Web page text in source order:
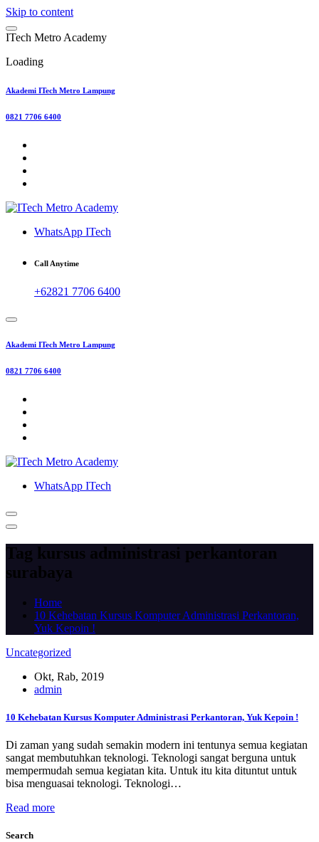
Skip to content
ITech Metro Academy
Loading
Akademi ITech Metro Lampung
0821 7706 6400
WhatsApp ITech
Call Anytime
+62821 7706 6400
Akademi ITech Metro Lampung
0821 7706 6400
WhatsApp ITech
Tag kursus administrasi perkantoran
surabaya
Home
10 Kehebatan Kursus Komputer Administrasi Perkantoran,
Yuk Kepoin !
Uncategorized
Okt, Rab, 2019
admin
10 Kehebatan Kursus Komputer Administrasi Perkantoran, Yuk Kepoin !
Di zaman yang sudah semakin modern ini tentunya semua kegiatan
sangat membutuhkan teknologi. Teknologi sangat berguna untuk
mempermudah semua kegiatan kita. Untuk itu kita dituntut untuk
bisa menguasai teknologi. Teknologi…
Read more
Search